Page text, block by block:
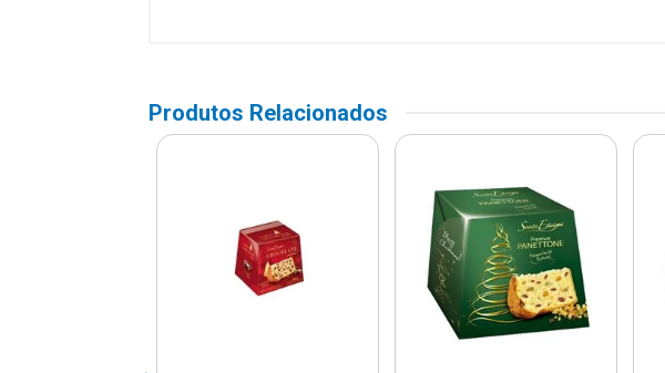
Produtos Relacionados